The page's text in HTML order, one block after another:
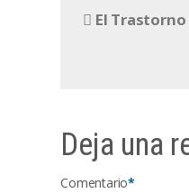
El
Deja una
Comentario*